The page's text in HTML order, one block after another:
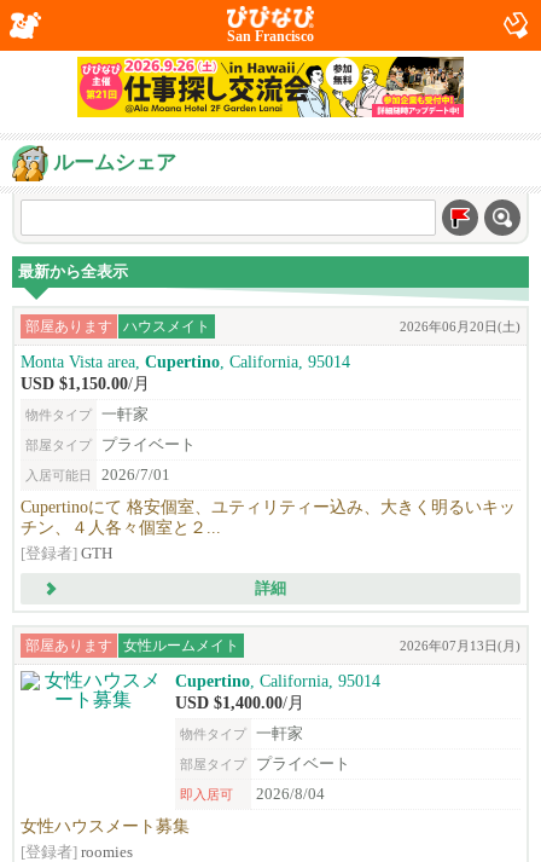
San Francisco
ルームシェア
最新から全表示
部屋あります ハウスメイト 2026年06月20日(土)
Monta Vista area, Cupertino , California, 95014
USD $1,150.00/月
物件タイプ 一軒家
部屋タイプ プライベート
入居可能日 2026/7/01
Cupertinoにて 格安個室、ユティリティー込み、大きく明るいキッ
チン、４人各々個室と２...
[登録者] GTH
詳細
部屋あります 女性ルームメイト 2026年07月13日(月)
Cupertino , California, 95014
USD $1,400.00/月
物件タイプ 一軒家
部屋タイプ プライベート
即入居可 2026/8/04
女性ハウスメート募集
[登録者] roomies